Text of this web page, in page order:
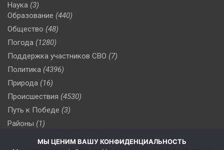
Наука (3)
Образование (440)
Общество (48)
Погода (1280)
Поддержка участников СВО (7)
Политика (4396)
Природа (16)
Происшествия (4530)
Путь к Победе (3)
Районы (1)
(510)
МЫ ЦЕНИМ ВАШУ КОНФИДЕНЦИАЛЬНОСТЬ